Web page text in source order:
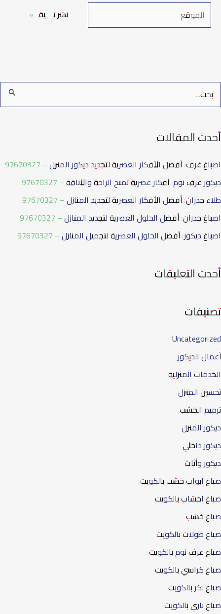
الموقع
ل
ح
ن
:
أحدث المقالات
اصباغ غرف: أفضل الأفكار العصرية لتجديد ديكور المنزل – 97670327
ديكور غرف نوم: أفكار عصرية تمنح الراحة والأناقة – 97670327
طلاء جدران: أفضل الأفكار العصرية لتجديد المنازل – 97670327
اصباغ جدران: أفضل الحلول العصرية لتجديد المنازل – 97670327
اصباغ ديكور: أفضل الحلول العصرية لتجميل المنازل – 97670327
أحدث التعليقات
تصنيفات
Uncategorized
أعمال الديكور
الخدمات المنزلية
تحسين المنزل
ترميم الخشب
ديكور المنزل
ديكور داخلي
ديكور وأثاث
صباغ ابواب خشب بالكويت
صباغ اخشاب بالكويت
صباغ خشب
صباغ طولات بالكويت
صباغ غرف نوم بالكويت
صباغ كراسي بالكويت
صباغ لكر بالكويت
صباغ ناري بالكويت